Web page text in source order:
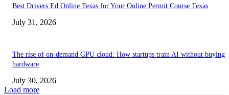
Best Drivers Ed Online Texas for Your Online Permit Course Texas
July 31, 2026
The rise of on-demand GPU cloud: How startups train AI without buying
hardware
July 30, 2026
Load more